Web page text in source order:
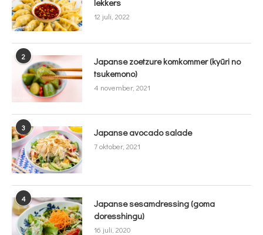
12 juli, 2022
2
Japanse zoetzure komkommer (kyūri no
tsukemono)
4 november, 2021
3 Japanse avocado salade
7 oktober, 2021
4
Japanse sesamdressing (goma
doresshingu)
16 juli, 2020